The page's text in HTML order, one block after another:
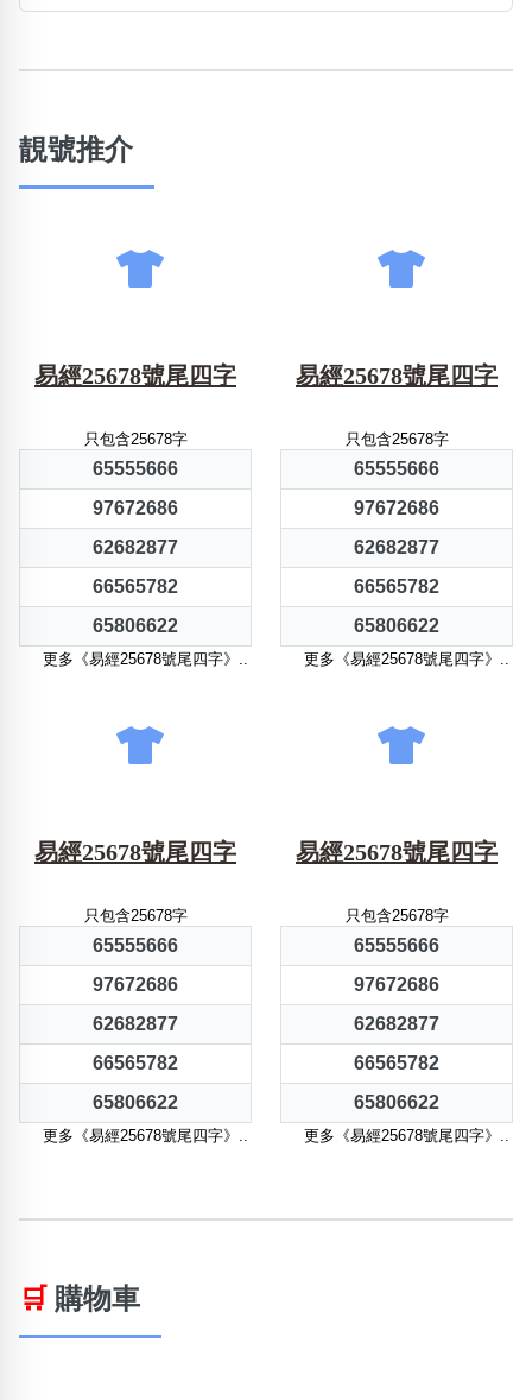
靚號推介
易經25678號尾四字
只包含25678字
65555666
97672686
62682877
66565782
65806622
更多《易經25678號尾四字》..
易經25678號尾四字
只包含25678字
65555666
97672686
62682877
66565782
65806622
更多《易經25678號尾四字》..
易經25678號尾四字
只包含25678字
65555666
97672686
62682877
66565782
65806622
更多《易經25678號尾四字》..
易經25678號尾四字
只包含25678字
65555666
97672686
62682877
66565782
65806622
更多《易經25678號尾四字》..
🛒 購物車